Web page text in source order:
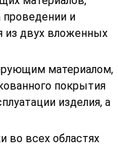
проведении и
из двух вложенных
материалом,
покрытия
изделия, а
во всех областях